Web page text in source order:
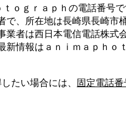
ｏｇｒａｐｈ の電話番号で
で、所在地は長崎県長崎市
業者は西日本電信電話株式
新情報は ａｎｉｍａｐｈｏ
たい場合には、 固定電話番